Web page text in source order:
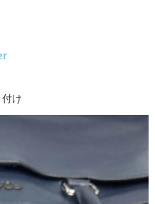
付け